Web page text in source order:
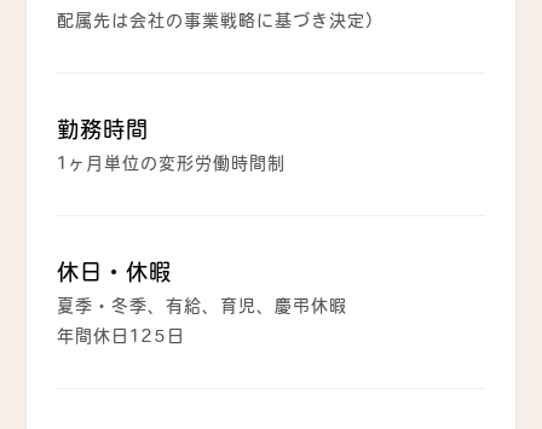
配属先は会社の事業戦略に基づき決定）
勤務時間
1ヶ月単位の変形労働時間制
休日・休暇
夏季・冬季、有給、育児、慶弔休暇
年間休日125日